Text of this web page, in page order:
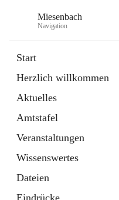
Miesenbach
Navigation
Start
Herzlich willkommen
Aktuelles
Amtstafel
Veranstaltungen
Wissenswertes
Dateien
Eindrücke
Externe Webseite
in
Tab
Region Schneebergland
Externe Webseite
öffnet
in
neuem
Tab